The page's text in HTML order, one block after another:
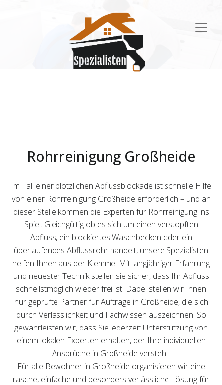
Rohrreinigung Großheide
Im Fall einer plötzlichen Abflussblockade ist schnelle Hilfe
von einer Rohrreinigung Großheide erforderlich – und an
dieser Stelle kommen die Experten für Rohrreinigung ins
Spiel. Gleichgültig ob es sich um einen verstopften
Abfluss, ein blockiertes Waschbecken oder ein
überlaufendes Abflussrohr handelt, unsere Spezialisten
helfen Ihnen aus der Klemme. Mit langjähriger Erfahrung
und neuester Technik stellen sie sicher, dass Ihr Abfluss
schnellstmöglich wieder frei ist. Dabei stellen wir Ihnen
nur geprüfte Partner für Aufträge in Großheide, die sich
durch Verlässlichkeit und Fachwissen auszeichnen. So
gewährleisten wir, dass Sie jederzeit Unterstützung von
einem lokalen Experten erhalten, der Ihre individuellen
Ansprüche in Großheide versteht.
Für alle Bewohner in Großheide organisieren wir eine
rasche, einfache und besonders verlässliche Lösung für